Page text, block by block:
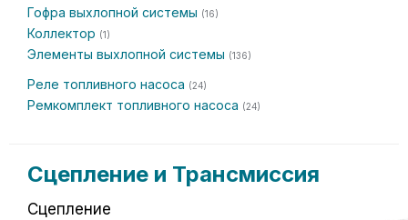
Гофра выхлопной системы (16)
Коллектор (1)
Элементы выхлопной системы (136)
Реле топливного насоса (24)
Ремкомплект топливного насоса (24)
Сцепление и Трансмиссия
Сцепление